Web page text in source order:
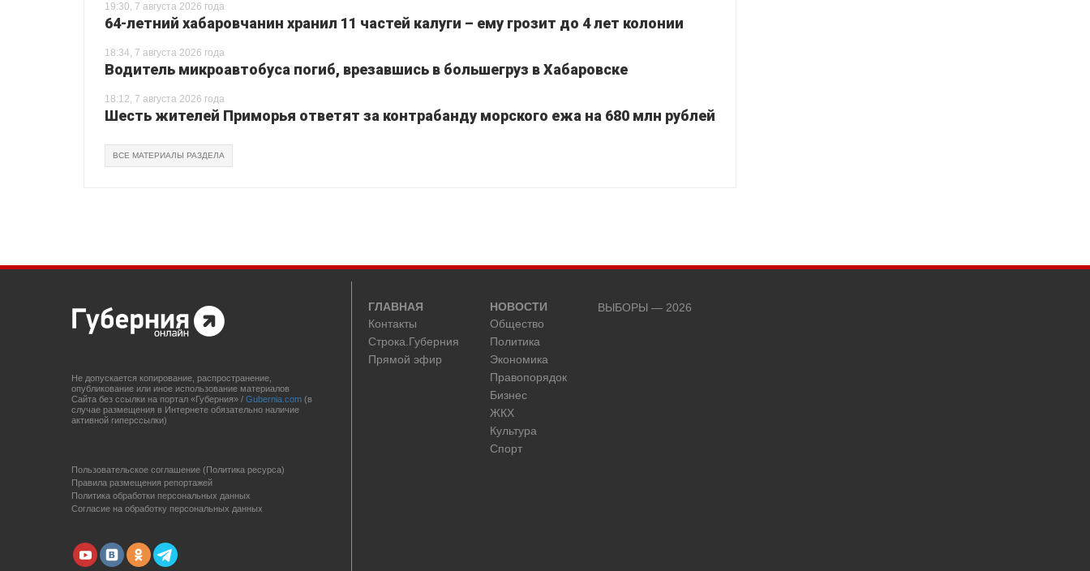
19:30, 7 августа 2026 года
64-летний хабаровчанин хранил 11 частей калуги – ему грозит до 4 лет колонии
18:34, 7 августа 2026 года
Водитель микроавтобуса погиб, врезавшись в большегруз в Хабаровске
18:12, 7 августа 2026 года
Шесть жителей Приморья ответят за контрабанду морского ежа на 680 млн рублей
ВСЕ МАТЕРИАЛЫ РАЗДЕЛА
Не допускается копирование, распространение,
опубликование или иное использование материалов
Сайта без ссылки на портал «Губерния» / Gubernia.com (в
случае размещения в Интернете обязательно наличие
активной гиперссылки)
Пользовательское соглашение (Политика ресурса)
Правила размещения репортажей
Политика обработки персональных данных
Согласие на обработку персональных данных
ГЛАВНАЯ
Контакты
Строка.Губерния
Прямой эфир
НОВОСТИ
Общество
Политика
Экономика
Правопорядок
Бизнес
ЖКХ
Культура
Спорт
ВЫБОРЫ — 2026